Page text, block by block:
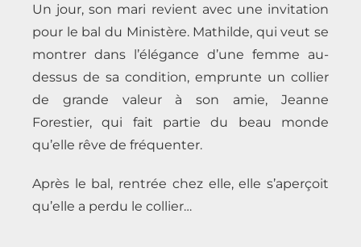
Un jour, son mari revient avec une invitation
pour le bal du Ministère. Mathilde, qui veut se
montrer dans l’élégance d’une femme au-
dessus de sa condition, emprunte un collier
de grande valeur à son amie, Jeanne
Forestier, qui fait partie du beau monde
qu’elle rêve de fréquenter.
Après le bal, rentrée chez elle, elle s’aperçoit
qu’elle a perdu le collier…